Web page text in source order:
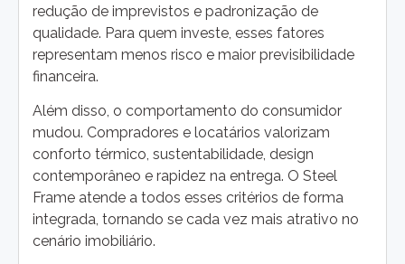
redução de imprevistos e padronização de
qualidade. Para quem investe, esses fatores
representam menos risco e maior previsibilidade
financeira.
Além disso, o comportamento do consumidor
mudou. Compradores e locatários valorizam
conforto térmico, sustentabilidade, design
contemporâneo e rapidez na entrega. O Steel
Frame atende a todos esses critérios de forma
integrada, tornando se cada vez mais atrativo no
cenário imobiliário.